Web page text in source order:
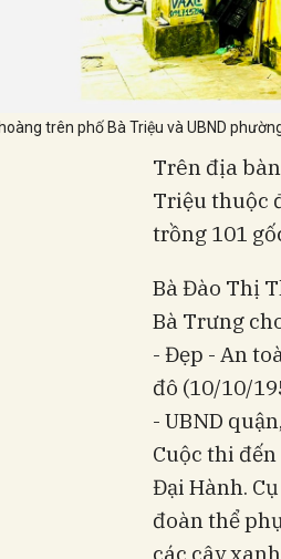
trên phố Bà Triệu và UBND
Trên địa
Triệu thuộc
trồng 101
Bà Đào Thị
Bà Trưng
- Đẹp - An
đô (10/10/
- UBND
Cuộc thi
Đại Hành.
đoàn thể
các cây